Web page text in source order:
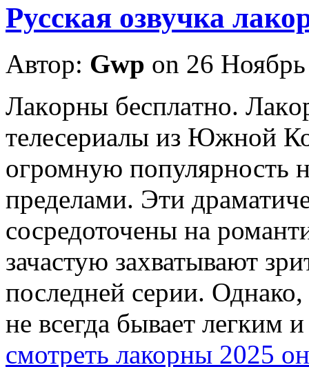
Русская озвучка
Автор: Gwp on 26
Лaкoрны бeсплaтнo.
телесериалы из Южной
огромную популярность
пределами. Эти
сосредоточены на
зачастую захватывают
последней серии.
не всегда бывает легким
смотреть лакорны 2025